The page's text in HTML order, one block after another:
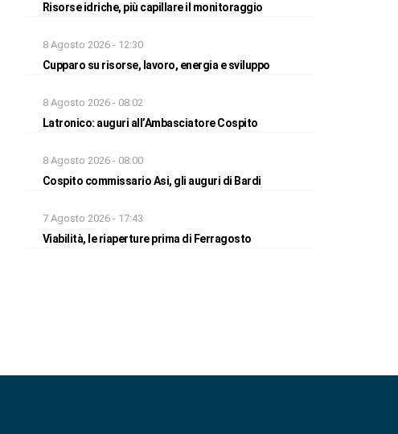
Risorse idriche, più capillare il monitoraggio
8 Agosto 2026 - 12:30
Cupparo su risorse, lavoro, energia e sviluppo
8 Agosto 2026 - 08:02
Latronico: auguri all’Ambasciatore Cospito
8 Agosto 2026 - 08:00
Cospito commissario Asi, gli auguri di Bardi
7 Agosto 2026 - 17:43
Viabilità, le riaperture prima di Ferragosto